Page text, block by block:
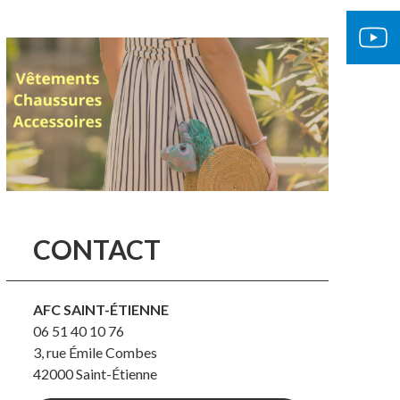
CONTACT
AFC SAINT-ÉTIENNE
06 51 40 10 76
3, rue Émile Combes
42000Saint-Étienne